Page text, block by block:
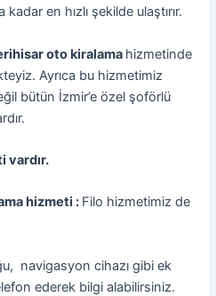
en hızlı şekilde ulaştırır.
oto kiralama hizmetinde
Ayrıca bu hizmetimiz
bütün İzmir’e özel şoförlü
vardır.
hizmeti : Filo hizmetimiz de
navigasyon cihazı gibi ek
ederek bilgi alabilirsiniz.